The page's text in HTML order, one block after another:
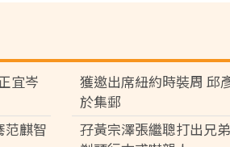
宜岑
獲邀出席紐約時裝周 邱
於集郵
范麒智
孖黃宗澤張繼聰打出兄